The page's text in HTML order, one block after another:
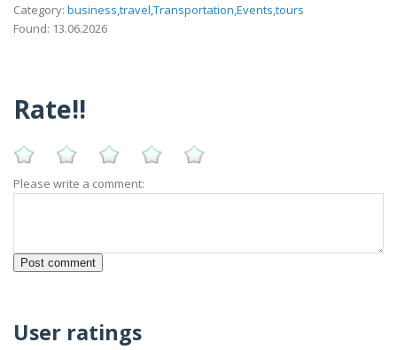
Category: business,travel,Transportation,Events,tours
Found: 13.06.2026
Rate!!
Please write a comment:
User ratings